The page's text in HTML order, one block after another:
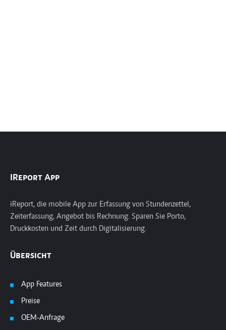
IReport App
iReport, die mobile App zur Erfassung von Stundenzettel,
Zeiterfassung, Angebot bis Rechnung. Sparen Sie Porto,
Druckkosten und Zeit durch Digitalisierung.
Übersicht
App Features
Preise
OEM-Anfrage